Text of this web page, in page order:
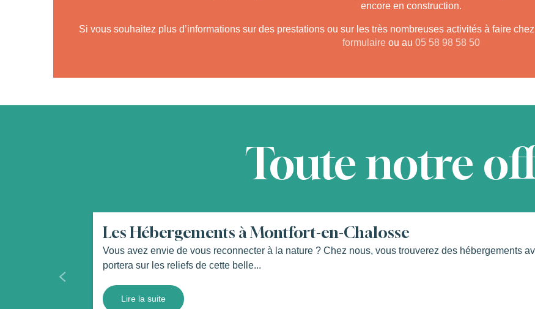
encore en construction.
Si vous souhaitez plus d’informations sur des prestations ou sur les très nombreuses activités à faire
formulaire ou au 05 58 98 58 50
Toute notre
Les Hébergements à Montfort-en-Chalosse
Vous avez envie de vous reconnecter à la nature ? Chez nous, vous trouverez des hébergements
portera sur les reliefs de cette belle...
Lire la suite